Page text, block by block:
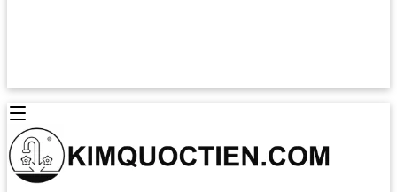
Lò Nướng Hafele
Máy Hút Khử Mùi Classic
Thiết Bị Vệ Sinh TOTO